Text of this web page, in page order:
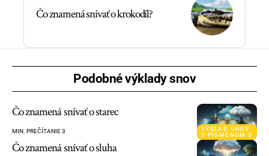
Čo znamená snívať o krokodíl?
Podobné výklady snov
VÝKLAD SNOV
S PÍSMENOM S
Čo znamená snívať o starec
MIN. PREČÍTANIE 3
Čo znamená snívať o sluha